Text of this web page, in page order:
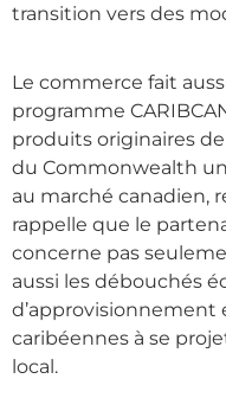
transition vers des
Le commerce fait
programme
produits originaires
du Commonwealth
au marché canadien,
rappelle que le
concerne pas
aussi les débouchés
d’approvisionnement
caribéennes à se
local.